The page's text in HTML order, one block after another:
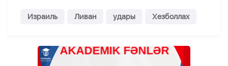
Израиль Ливан удары Хезболлах